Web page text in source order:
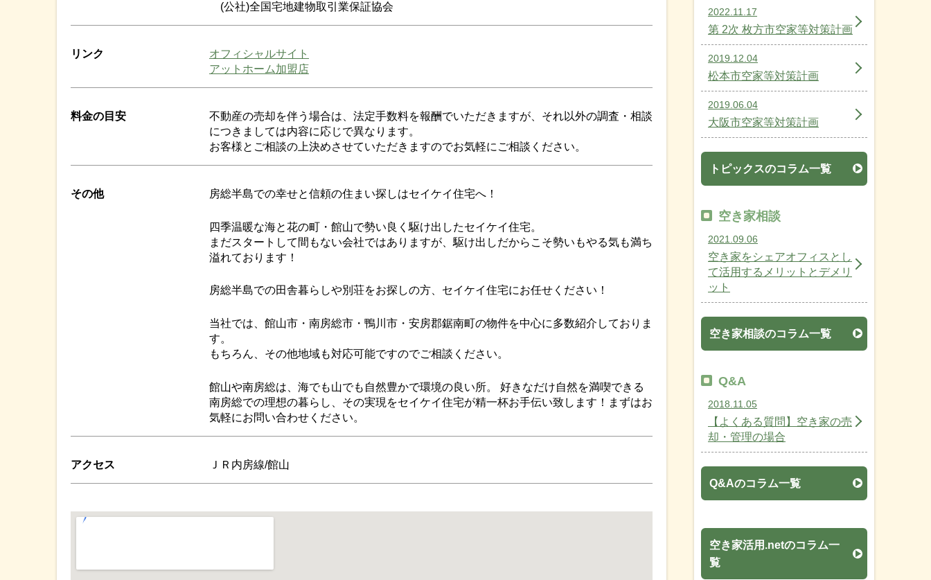
(公社)全国宅地建物取引業保証協会
リンク
オフィシャルサイト
アットホーム加盟店
料金の目安
不動産の売却を伴う場合は、法定手数料を報酬でいただきますが、それ以外の調査・相談
につきましては内容に応じで異なります。
お客様とご相談の上決めさせていただきますのでお気軽にご相談ください。
その他 房総半島での幸せと信頼の住まい探しはセイケイ住宅へ！
四季温暖な海と花の町・館山で勢い良く駆け出したセイケイ住宅。
まだスタートして間もない会社ではありますが、駆け出しだからこそ勢いもやる気も満ち
溢れております！
房総半島での田舎暮らしや別荘をお探しの方、セイケイ住宅にお任せください！
当社では、館山市・南房総市・鴨川市・安房郡鋸南町の物件を中心に多数紹介しておりま
す。
もちろん、その他地域も対応可能ですのでご相談ください。
館山や南房総は、海でも山でも自然豊かで環境の良い所。 好きなだけ自然を満喫できる
南房総での理想の暮らし、その実現をセイケイ住宅が精一杯お手伝い致します！まずはお
気軽にお問い合わせください。
アクセス ＪＲ内房線/館山
2022.11.17
第 2次 枚方市空家等対策計画
2019.12.04
松本市空家等対策計画
2019.06.04
大阪市空家等対策計画
トピックスのコラム一覧
空き家相談
2021.09.06
空き家をシェアオフィスとし
て活用するメリットとデメリ
ット
空き家相談のコラム一覧
Q&A
2018.11.05
【よくある質問】空き家の売
却・管理の場合
Q&Aのコラム一覧
空き家活用.netのコラム一
覧